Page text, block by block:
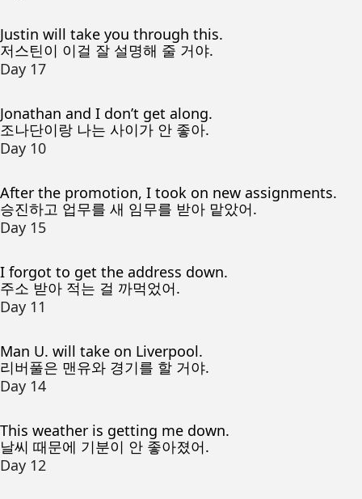
Justin will take you through this.
저스틴이 이걸 잘 설명해 줄 거야.
Day 17
Jonathan and I don’t get along.
조나단이랑 나는 사이가 안 좋아.
Day 10
After the promotion, I took on new assignments.
승진하고 업무를 새 임무를 받아 맡았어.
Day 15
I forgot to get the address down.
주소 받아 적는 걸 까먹었어.
Day 11
Man U. will take on Liverpool.
리버풀은 맨유와 경기를 할 거야.
Day 14
This weather is getting me down.
날씨 때문에 기분이 안 좋아졌어.
Day 12